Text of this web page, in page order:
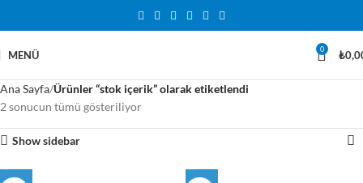
MENÜ 0 ₺
Ana Sayfa Ürünler “stok içerik” olarak etiketlendi
2 sonucun tümü gösteriliyor
Show sidebar